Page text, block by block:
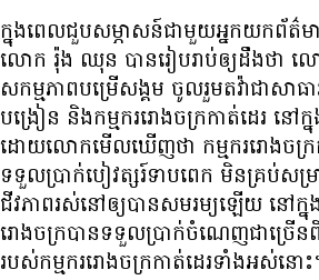
ក្នុង​ពេល​ជួប​សម្ភាសន៍​ជាមួយ​អ្នក​យក​ព័ត៌ម
លោក រ៉ុង ឈុន បាន​រៀបរាប់​ឲ្យ​ដឹង​ថា លោ
សកម្មភាព​បម្រើ​សង្គម ចូល​រួម​តវ៉ា​ជា​សា
បង្រៀន និង​កម្មករ​រោងចក្រ​កាត់​ដេរ នៅ​ក្
ដោយ​លោក​មើល​ឃើញ​ថា កម្មករ​រោងចក្រ​
ទទួល​ប្រាក់​បៀវត្សរ៍​ទាប​ពេក មិន​គ្រប់​សម្
ជីវភាព​រស់នៅ​ឲ្យ​បាន​សមរម្យ​ឡើយ នៅ​ក្
រោងចក្រ​បាន​ទទួល​ប្រាក់​ចំណេញ​ជាច្រើន​ពី​
របស់​កម្មករ​រោងចក្រ​កាត់​ដេរ​ទាំង​អស់​នោះ